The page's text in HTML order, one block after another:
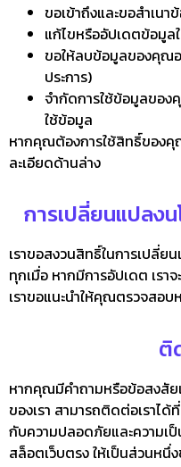
ขอเข้าถึงและขอสำเน
แก้ไขหรืออัปเดตข้อมูล
ขอให้ลบข้อมูลของคุณ
ประการ)
จำกัดการใช้ข้อมูลขอ
ใช้ข้อมูล
หากคุณต้องการใช้สิทธิ์ของคุ
ละเอียดด้านล่าง
การเปลี่ยนแปลง
เราขอสงวนสิทธิ์ในการเปลี่
ทุกเมื่อ หากมีการอัปเดต เราจ
เราขอแนะนำให้คุณตรวจสอ
ติ
หากคุณมีคำถามหรือข้อสงสัย
ของเรา สามารถติดต่อเราได้
กับความปลอดภัยและความเ
สล็อตเว็บตรง ให้เป็นส่วนห